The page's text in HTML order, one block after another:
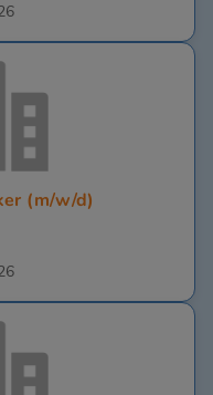
(m/w/d)